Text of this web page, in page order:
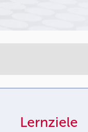
Lernziele